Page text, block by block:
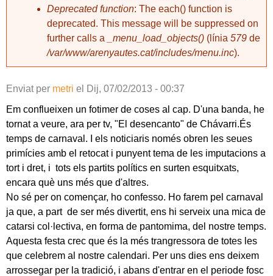
Deprecated function: The each() function is
deprecated. This message will be suppressed on
further calls a
_menu_load_objects() (línia 579 de
/var/www/arenyautes.cat/includes/menu.inc).
Enviat per metri el
Dij, 07/02/2013 - 00:37
Em conflueixen un fotimer de coses al cap. D'una banda, he
tornat a veure, ara per tv, "El desencanto" de Chávarri.És
temps de carnaval. I els noticiaris només obren les seues
primícies amb el retocat i punyent tema de les imputacions a
tort i dret, i tots els partits polítics en surten esquitxats,
encara què uns més que d'altres.
No sé per on començar, ho confesso. Ho farem pel carnaval
ja que, a part de ser més divertit, ens hi serveix una mica de
catarsi col·lectiva, en forma de pantomima, del nostre temps.
Aquesta festa crec que és la més trangressora de totes les
que celebrem al nostre calendari. Per uns dies ens deixem
arrossegar per la tradició, i abans d'entrar en el periode fosc